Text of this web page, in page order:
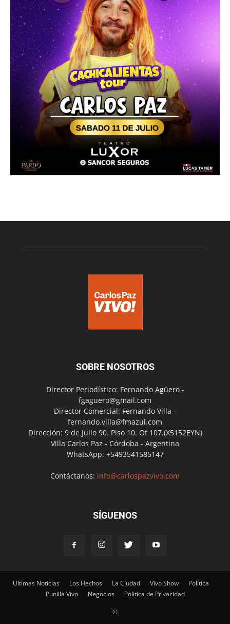
SOBRE NOSOTROS
Director Periodístico: Fernando Agüero -
fgaguero@gmail.com
Director Comercial: Fernando Villa -
fernando.villa@fmazul.com
Dirección: 9 de Julio 90. Piso 10. Of 107.(X5152EYN)
Villa Carlos Paz - Córdoba - Argentina
WhatsApp: +5493541585147
Contáctanos: info@carlospazvivo.com
SÍGUENOS
Ultimas Noticias Los Hechos La Ciudad Vivo Show
Política
Punilla Vivo
Negocios Política de Privacidad
©